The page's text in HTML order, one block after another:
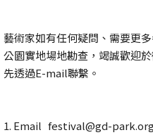
藝術家如有任何疑問、需要更
公園實地場地勘查，竭誠歡迎
先透過E-mail聯繫。
1. Email festival@gd-